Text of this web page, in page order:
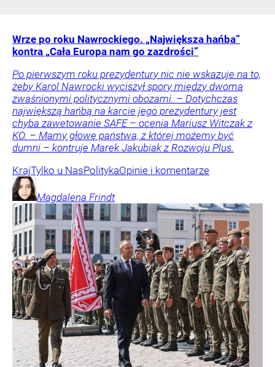
Wrze po roku Nawrockiego. „Największa hańba”
kontra „Cała Europa nam go zazdrości”
Po pierwszym roku prezydentury nic nie wskazuje na to,
żeby Karol Nawrocki wyciszył spory między dwoma
zwaśnionymi politycznymi obozami. – Dotychczas
największą hańbą na karcie jego prezydentury jest
chyba zawetowanie SAFE – ocenia Mariusz Witczak z
KO. – Mamy głowę państwa, z której możemy być
dumni – kontruje Marek Jakubiak z Rozwoju Plus.
KrajTylko u NasPolitykaOpinie i komentarze
Magdalena Frindt